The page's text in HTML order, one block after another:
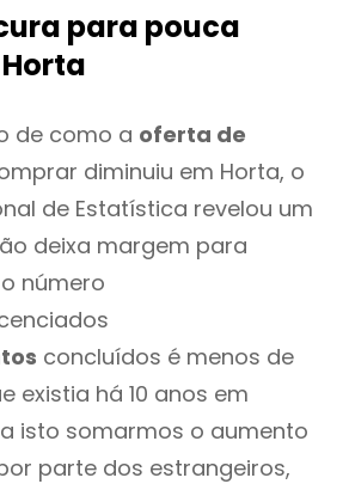
para pouca
de como a oferta de
diminuiu em Horta, o
de Estatística revelou um
deixa margem para
número
concluídos é menos de
existia há 10 anos em
a isto somarmos o aumento
parte dos estrangeiros,